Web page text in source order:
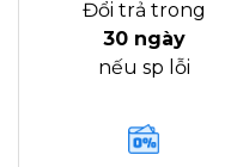
Đổi trả trong
30 ngày
nếu sp lỗi